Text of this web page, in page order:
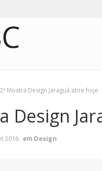
2ª Mostra Design Jaraguá abre hoje
Design
2016 em Design